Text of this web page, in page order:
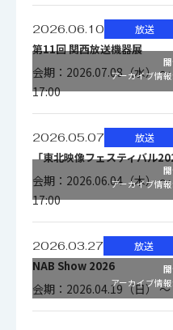
2026.06.10 放送
第11回 関西放送機器展
会期：2026.07.08（水）
17:00
アーカイブ情
2026.05.07 放送
「東北映像フェスティバル
会期：2026.06.04（木）
17:00
アーカイブ情
2026.03.27 放送
NAB Show 2026
会期：2026.04.19（日） ～
アーカイブ情